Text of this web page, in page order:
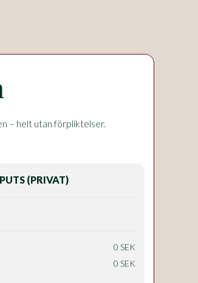
– helt utan förpliktelser.
(PRIVAT)
0 SEK
0 SEK